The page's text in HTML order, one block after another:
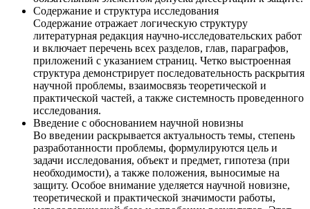
Содержание и структура исследования
Содержание отражает логическую структуру
литературная редакция научно-исследовательских работ
и включает перечень всех разделов, глав, параграфов,
приложений с указанием страниц. Четко выстроенная
структура демонстрирует последовательность раскрытия
научной проблемы, взаимосвязь теоретической и
практической частей, а также системность проведенного
исследования.
Введение с обоснованием научной новизны
Во введении раскрывается актуальность темы, степень
разработанности проблемы, формулируются цель и
задачи исследования, объект и предмет, гипотеза (при
необходимости), а также положения, выносимые на
защиту. Особое внимание уделяется научной новизне,
теоретической и практической значимости работы,